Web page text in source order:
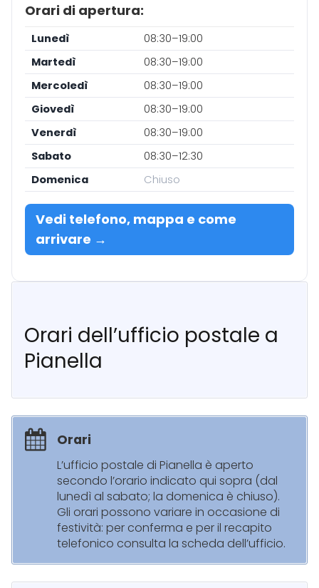
Orari di apertura:
Lunedì
08:30–19:00
Martedì
08:30–19:00
Mercoledì
08:30–19:00
Giovedì
08:30–19:00
Venerdì
08:30–19:00
Sabato
08:30–12:30
Domenica
Chiuso
Vedi telefono, mappa e come
arrivare →
Orari dell’ufficio postale a
Pianella
Orari
L’ufficio postale di Pianella è aperto
secondo l’orario indicato qui sopra (dal
lunedì al sabato; la domenica è chiuso).
Gli orari possono variare in occasione di
festività: per conferma e per il recapito
telefonico consulta la scheda dell’ufficio.